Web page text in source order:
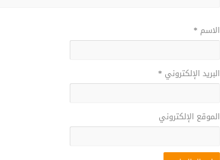
الاسم *
البريد الإلكتروني *
الموقع الإلكتروني